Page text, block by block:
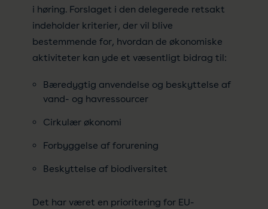
i høring. Forslaget i den delegerede retsakt
indeholder kriterier, der vil blive
bestemmende for, hvordan de økonomiske
aktiviteter kan yde et væsentligt bidrag til:
Bæredygtig anvendelse og beskyttelse af
vand- og havressourcer
Cirkulær økonomi
Forbyggelse af forurening
Beskyttelse af biodiversitet
Det har været en prioritering for EU-